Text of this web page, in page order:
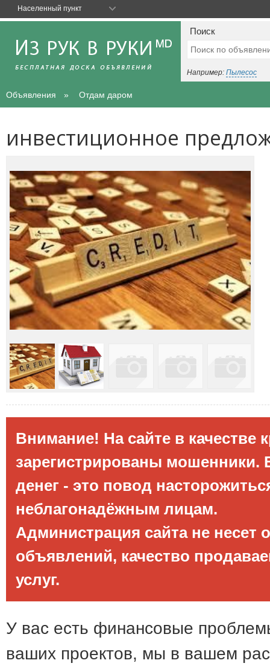
Поиск
Например: Пылесос
Объявления Отдам даром
инвестиционное
Внимание! На сайте в качестве
зарегистрированы мошенники.
денег - это повод
неблагонадёжным лицам.
Администрация сайта не несет
объявлений, качество
услуг.
У вас есть финансовые
ваших проектов, мы в вашем
Населенный пункт